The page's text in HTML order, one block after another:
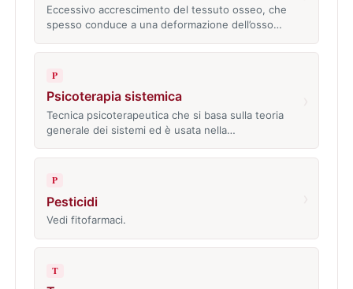
Eccessivo accrescimento del tessuto osseo, che
spesso conduce a una deformazione dell’osso…
P
Psicoterapia sistemica
Tecnica psicoterapeutica che si basa sulla teoria
generale dei sistemi ed è usata nella…
P
Pesticidi
Vedi fitofarmaci.
T